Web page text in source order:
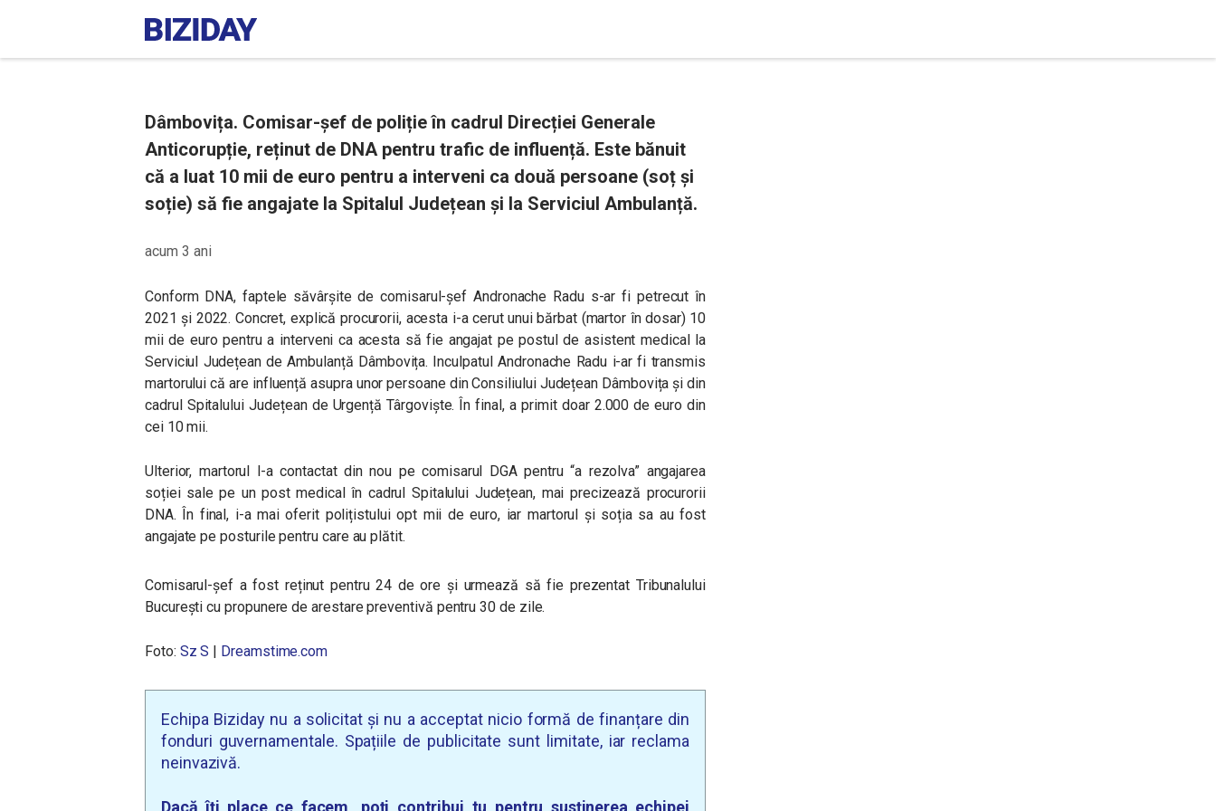
Dâmbovița. Comisar-șef de poliție în cadrul Direcției Generale
Anticorupție, reținut de DNA pentru trafic de influență. Este bănuit
că a luat 10 mii de euro pentru a interveni ca două persoane (soț și
soție) să fie angajate la Spitalul Județean și la Serviciul Ambulanță.
acum 3 ani
Conform DNA, faptele săvârșite de comisarul-șef Andronache Radu s-ar fi petrecut în
2021 și 2022. Concret, explică procurorii, acesta i-a cerut unui bărbat (martor în dosar) 10
mii de euro pentru a interveni ca acesta să fie angajat pe postul de asistent medical la
Serviciul Județean de Ambulanță Dâmbovița. Inculpatul Andronache Radu i-ar fi transmis
martorului că are influență asupra unor persoane din Consiliului Județean Dâmbovița și din
cadrul Spitalului Județean de Urgență Târgoviște. În final, a primit doar 2.000 de euro din
cei 10 mii.
Ulterior, martorul l-a contactat din nou pe comisarul DGA pentru “a rezolva” angajarea
soției sale pe un post medical în cadrul Spitalului Județean, mai precizează procurorii
DNA. În final, i-a mai oferit polițistului opt mii de euro, iar martorul și soția sa au fost
angajate pe posturile pentru care au plătit.
Comisarul-șef a fost reținut pentru 24 de ore și urmează să fie prezentat Tribunalului
București cu propunere de arestare preventivă pentru 30 de zile.
Foto: Sz S | Dreamstime.com
Echipa Biziday nu a solicitat și nu a acceptat nicio formă de finanțare din
fonduri guvernamentale. Spațiile de publicitate sunt limitate, iar reclama
neinvazivă.
Dacă îți place ce facem, poți contribui tu pentru susținerea echipei